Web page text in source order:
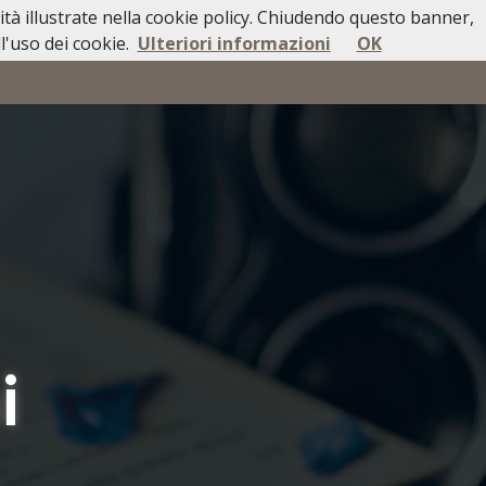
DECESSO MODULISTICA CONTATTI
illustrate nella cookie policy. Chiudendo questo banner,
dei cookie. Ulteriori informazioni OK